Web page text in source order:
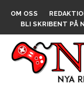
OM OSS
BLI SKRIBENT PÅ